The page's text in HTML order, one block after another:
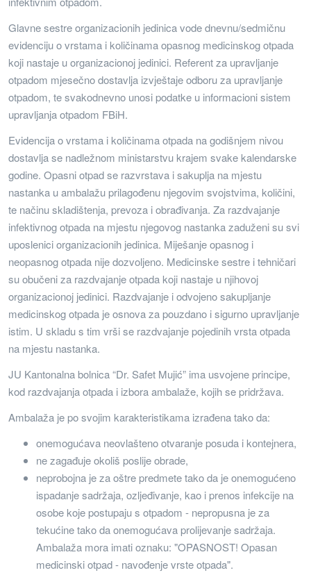
Glavne sestre organizacionih jedinica vode dnevnu/sedmičnu
evidenciju o vrstama i količinama opasnog medicinskog otpada
koji nastaje u organizacionoj jedinici. Referent za upravljanje
otpadom mjesečno dostavlja izvještaje odboru za upravljanje
otpadom, te svakodnevno unosi podatke u informacioni sistem
upravljanja otpadom FBiH.
Evidencija o vrstama i količinama otpada na godišnjem nivou
dostavlja se nadležnom ministarstvu krajem svake kalendarske
godine. Opasni otpad se razvrstava i sakuplja na mjestu
nastanka u ambalažu prilagođenu njegovim svojstvima, količini,
te načinu skladištenja, prevoza i obrađivanja. Za razdvajanje
infektivnog otpada na mjestu njegovog nastanka zaduženi su svi
uposlenici organizacionih jedinica. Miješanje opasnog i
neopasnog otpada nije dozvoljeno. Medicinske sestre i tehničari
su obučeni za razdvajanje otpada koji nastaje u njihovoj
organizacionoj jedinici. Razdvajanje i odvojeno sakupljanje
medicinskog otpada je osnova za pouzdano i sigurno upravljanje
istim. U skladu s tim vrši se razdvajanje pojedinih vrsta otpada
na mjestu nastanka.
JU Kantonalna bolnica “Dr. Safet Mujić” ima usvojene principe,
kod razdvajanja otpada i izbora ambalaže, kojih se pridržava.
Ambalaža je po svojim karakteristikama izrađena tako da:
onemogućava neovlašteno otvaranje posuda i kontejnera,
ne zagađuje okoliš poslije obrade,
neprobojna je za oštre predmete tako da je onemogućeno
ispadanje sadržaja, ozljeđivanje, kao i prenos infekcije na
osobe koje postupaju s otpadom - nepropusna je za
tekućine tako da onemogućava prolijevanje sadržaja.
Ambalaža mora imati oznaku: "OPASNOST! Opasan
medicinski otpad - navođenje vrste otpada".